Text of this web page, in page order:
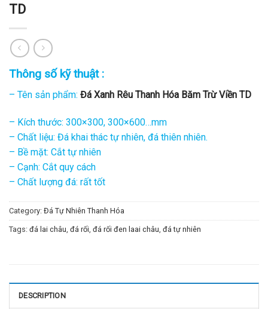
TD
Thông số kỹ thuật :
– Tên sản phẩm: Đá Xanh Rêu Thanh Hóa Băm Trừ Viền TD
– Kích thước: 300×300, 300×600…mm
– Chất liệu: Đá khai thác tự nhiên, đá thiên nhiên.
– Bề mặt: Cắt tự nhiên
– Cạnh: Cắt quy cách
– Chất lượng đá: rất tốt
Category: Đá Tự Nhiên Thanh Hóa
Tags: đá lai châu, đá rối, đá rối đen laai châu, đá tự nhiên
DESCRIPTION